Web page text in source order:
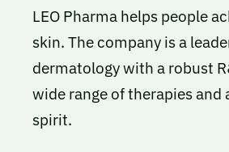
LEO Pharma helps people
skin. The company is a
dermatology with a robust
wide range of therapies and
spirit.